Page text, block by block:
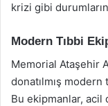
krizi gibi
Modern Tıbbi
Memorial Ataşehir
donatılmış
Bu ekipmanlar, acil